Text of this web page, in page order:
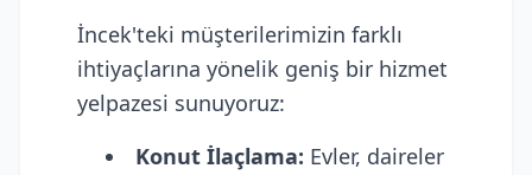
İncek'teki müşterilerimizin farklı
ihtiyaçlarına yönelik geniş bir hizmet
yelpazesi sunuyoruz:
Konut İlaçlama: Evler, daireler